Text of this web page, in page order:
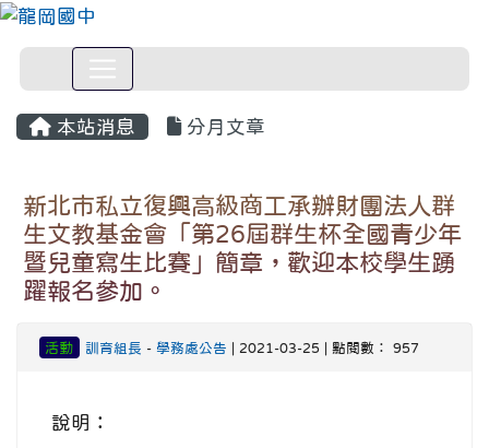
本站消息 分月文章
新北市私立復興高級商工承辦財團法人群
生文教基金會「第26屆群生杯全國青少年
暨兒童寫生比賽」簡章，歡迎本校學生踴
躍報名參加。
活動 訓育組長 - 學務處公告 | 2021-03-25 | 點閱數： 957
說明：